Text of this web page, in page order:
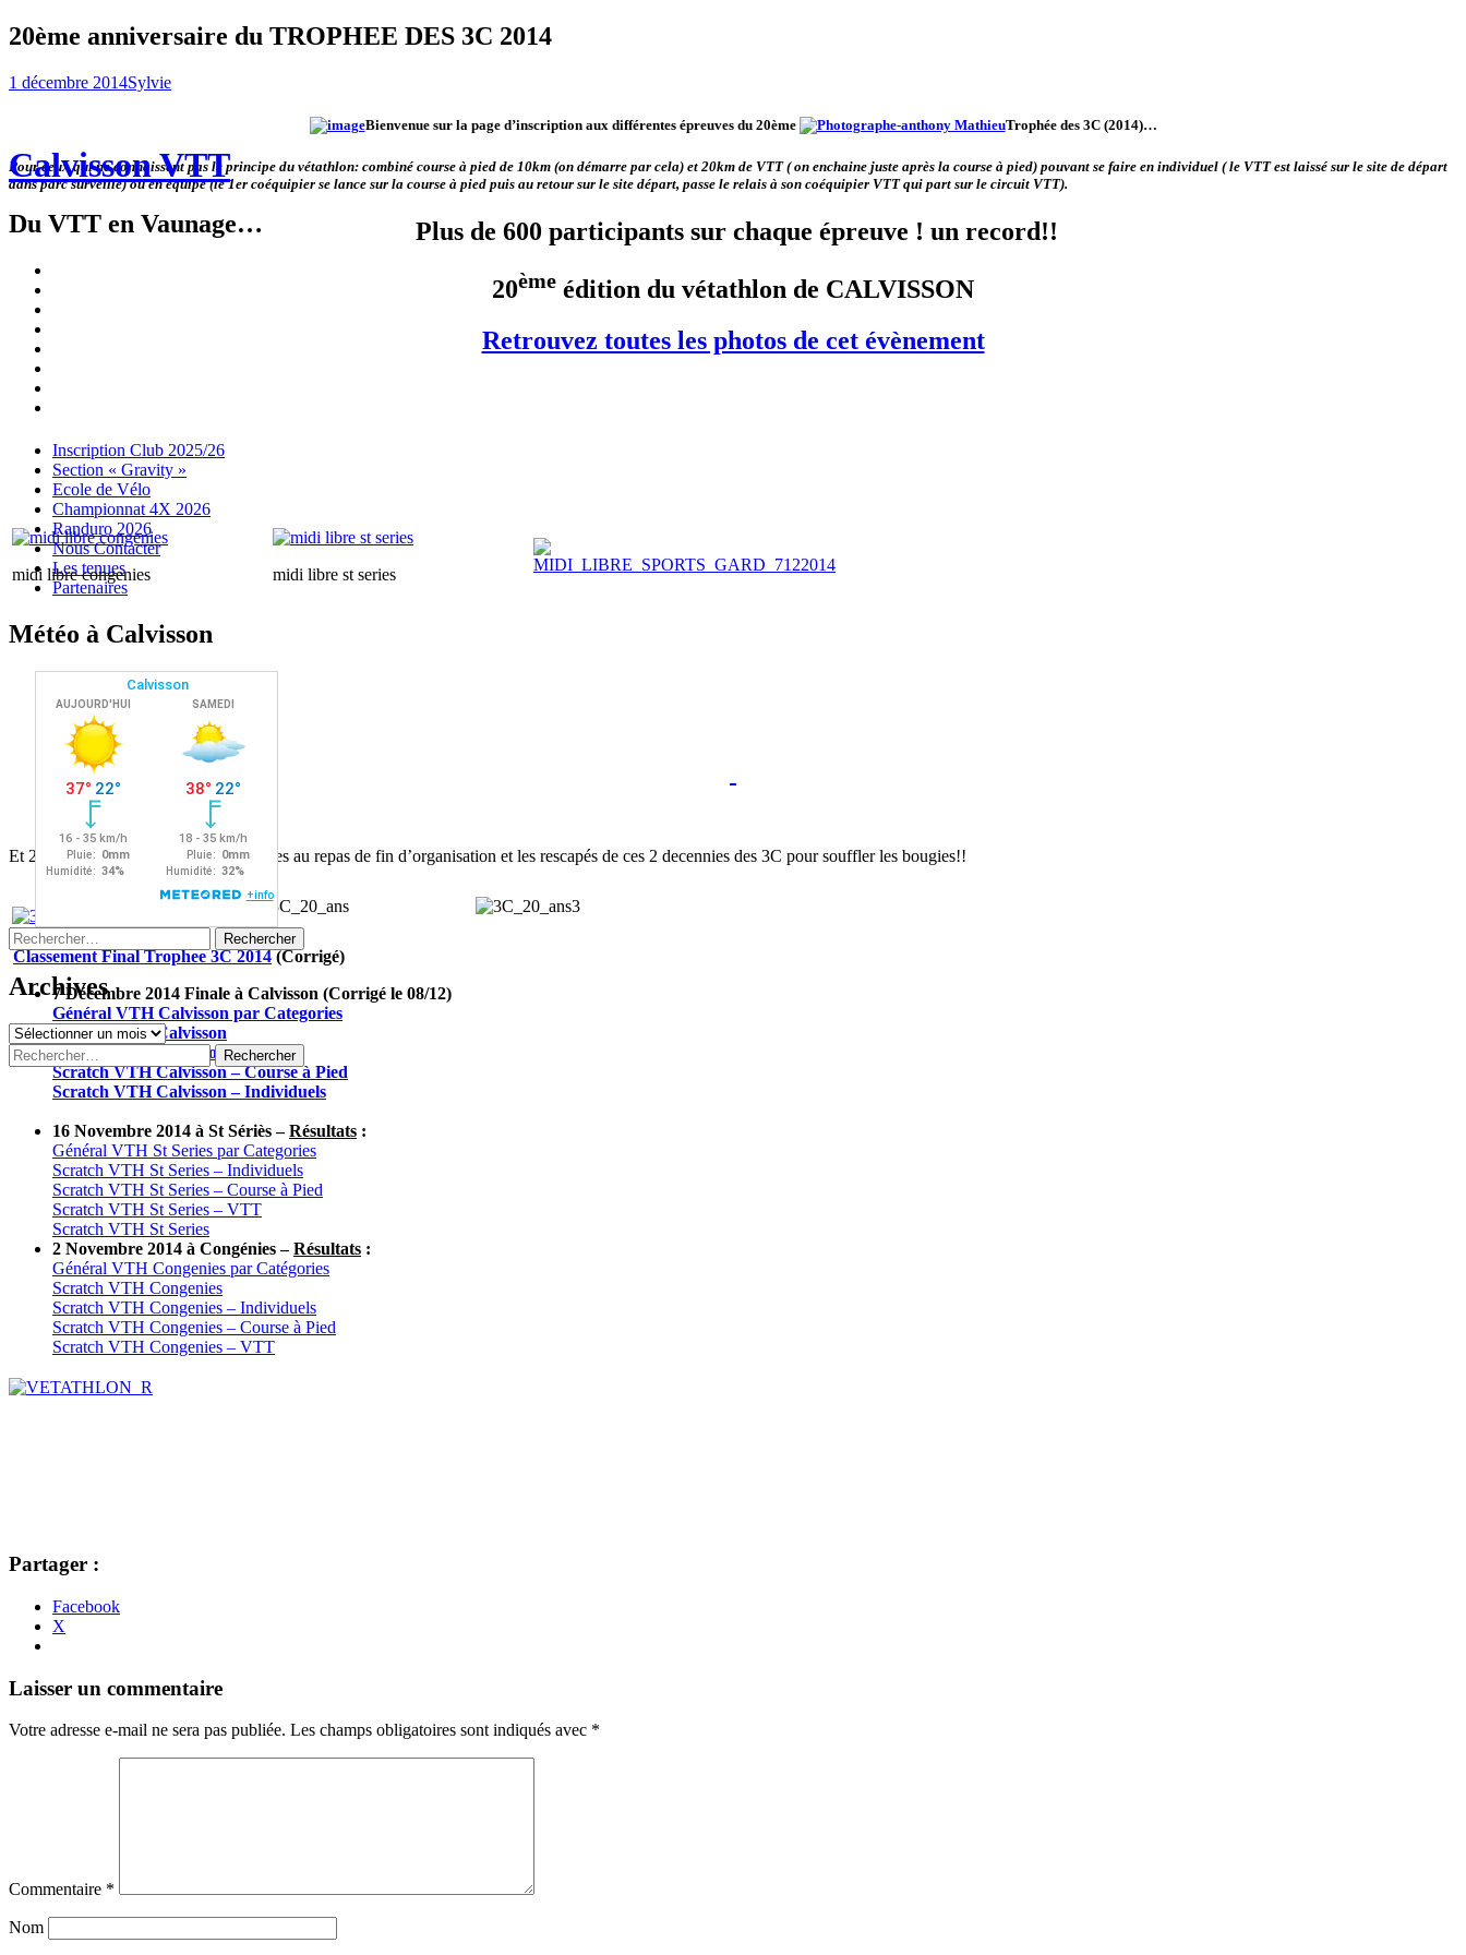
Calvisson VTT
Du VTT en Vaunage…
Menu
Widgets
Recherche
Aller
contenu
Inscription Club 2025/26
Section « Gravity »
Ecole de Vélo
Championnat 4X 2026
Randuro 2026
Nous Contacter
Les tenues
Partenaires
Météo à Calvisson
Rechercher :
Archives
Archives
Rechercher :
20ème anniversaire du TROPHEE DES 3C 2014
1 décembre 2014Sylvie
Bienvenue sur la page d’inscription aux différentes épreuves du 20ème Trophée des 3C (2014)…
Pour ceux qui ne connaissent pas le principe du vétathlon: combiné course à pied de 10km (on démarre par cela) et 20km de VTT ( on enchaine juste après la course à pied) pouvant se faire en individuel ( le VTT est laissé sur le site de départ
dans parc surveillé) ou en équipe (le 1er coéquipier se lance sur la course à pied puis au retour sur le site départ, passe le relais à son coéquipier VTT qui part sur le circuit VTT).
Plus de 600 participants sur chaque épreuve ! un record!!
20ème édition du vétathlon de CALVISSON
Retrouvez toutes les photos de cet évènement
midi libre congenies midi libre st series
Et 20 ans, ca se fête……..! 80 bénévoles au repas de fin d’organisation et les rescapés de ces 2 decennies des 3C pour souffler les bougies!!
Classement Final Trophee 3C 2014(Corrigé)
7 Décembre 2014 Finale à Calvisson (Corrigé le 08/12)
Général VTH Calvisson par Categories
Scratch VTH Calvisson
Scratch VTH Calvisson – VTT
Scratch VTH Calvisson – Course à Pied
Scratch VTH Calvisson – Individuels
16 Novembre 2014 à St Sériès –Résultats :
Général VTH St Series par Categories
Scratch VTH St Series – Individuels
Scratch VTH St Series – Course à Pied
Scratch VTH St Series – VTT
Scratch VTH St Series
2 Novembre 2014 à Congénies –Résultats :
Général VTH Congenies par Catégories
Scratch VTH Congenies
Scratch VTH Congenies – Individuels
Scratch VTH Congenies – Course à Pied
Scratch VTH Congenies – VTT
Partager :
Facebook
X
Navigation
articles
←
→
Laisser un commentaire
Votre adresse e-mail ne sera pas publiée. Les champs obligatoires sont indiqués avec *
Commentaire *
Nom